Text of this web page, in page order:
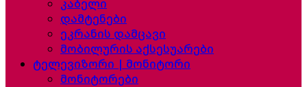
კაბელი
დამტენები
ეკრანის დამცავი
მობილურის აქსესუარები
ტელევიზორი | მონიტორი
მონიტორები